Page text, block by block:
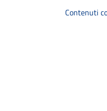
Contenuti